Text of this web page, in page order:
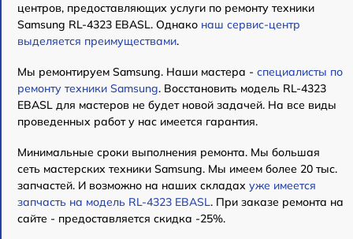
центров, предоставляющих услуги по ремонту техники
Samsung RL-4323 EBASL. Однако наш сервис-центр
выделяется преимуществами.
Мы ремонтируем Samsung. Наши мастера - специалисты по
ремонту техники Samsung. Восстановить модель RL-4323
EBASL для мастеров не будет новой задачей. На все виды
проведенных работ у нас имеется гарантия.
Минимальные сроки выполнения ремонта. Мы большая
сеть мастерских техники Samsung. Мы имеем более 20 тыс.
запчастей. И возможно на наших складах уже имеется
запчасть на модель RL-4323 EBASL. При заказе ремонта на
сайте - предоставляется скидка -25%.